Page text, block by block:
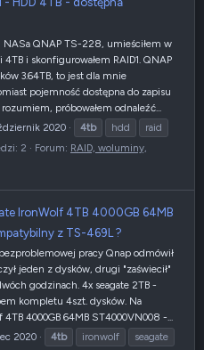
NASa QNAP TS-228, umieściłem w
i skonfigurowałem RAID1. QNAP
3.64TB, to jest dla mnie
pojemność dostępna do zapisu
próbowałem odnaleźć...
2020 4tb hdd
raid
2 Forum: RAID, woluminy,
IronWolf 4TB 4000GB 64MB
z TS-469L ?
pracy Qnap odmówił
jeden z dysków, drugi "zaświecił"
godzinach. 4x seagate 2TB -
kompletu 4szt. dysków. Na
4000GB 64MB ST4000VN008 -...
2020 4tb ironwolf
seagate